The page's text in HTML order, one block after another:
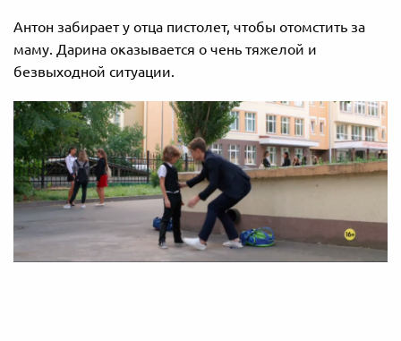
Антон забирает у отца пистолет, чтобы отомстить за
маму. Дарина оказывается о чень тяжелой и
безвыходной ситуации.